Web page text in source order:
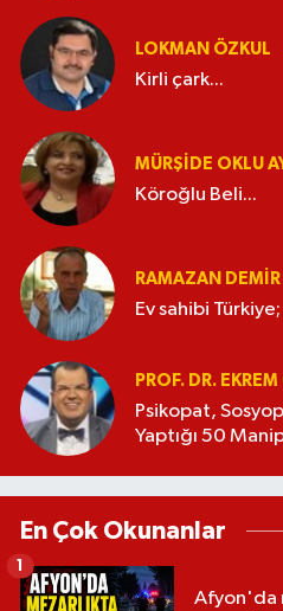
LOKMAN ÖZKUL
Kirli çark...
MÜRŞIDE OKLU
Köroğlu Beli...
RAMAZAN DEMİR
Ev sahibi
PROF. DR. EKREM
Psikopat,
Yaptığı 50
En Çok Okunanlar
Afyon'da
1